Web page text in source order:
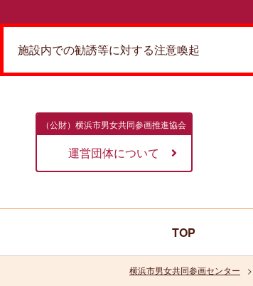
施設内での勧誘等に対する注意喚起
（公財）横浜市男女共同参画推進協会
運営団体について
TOP
横浜市男女共同参画センター